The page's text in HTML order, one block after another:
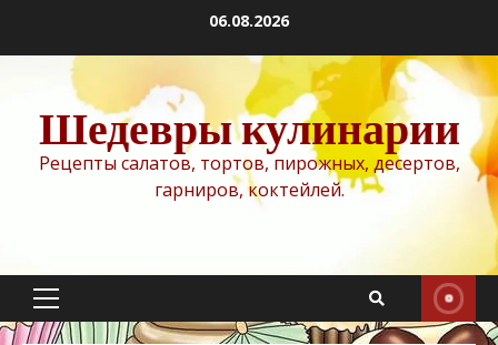
содержимому
06.08.2026
Шедевры кулинарии
Рецепты салатов, тортов, пирожных, десертов,
гарниров, коктейлей.
Основное
меню